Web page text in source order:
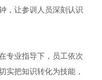
，让参训人员深刻认识
专业指导下，员工依次
实把知识转化为技能，